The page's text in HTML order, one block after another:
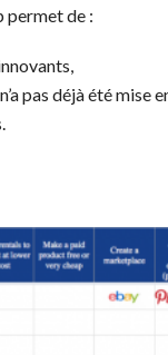
permet de :
pas déjà été mise